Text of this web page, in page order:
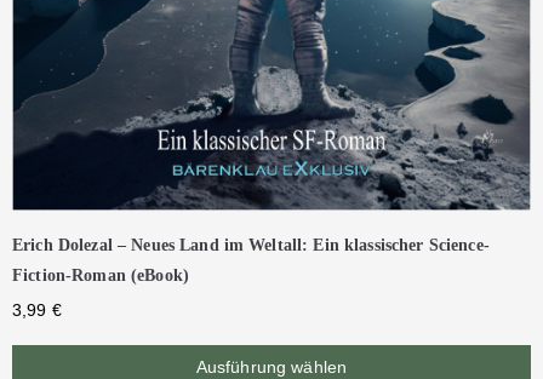
Erich Dolezal – Neues Land im Weltall: Ein klassischer Science-
Fiction-Roman (eBook)
3,99 €
Ausführung wählen